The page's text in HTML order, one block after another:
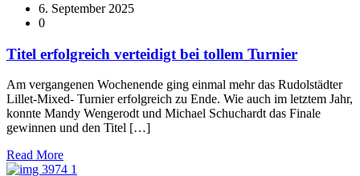
6. September 2025
0
Titel erfolgreich verteidigt bei tollem Turnier
Am vergangenen Wochenende ging einmal mehr das Rudolstädter
Lillet-Mixed- Turnier erfolgreich zu Ende. Wie auch im letztem Jahr,
konnte Mandy Wengerodt und Michael Schuchardt das Finale
gewinnen und den Titel […]
Read More